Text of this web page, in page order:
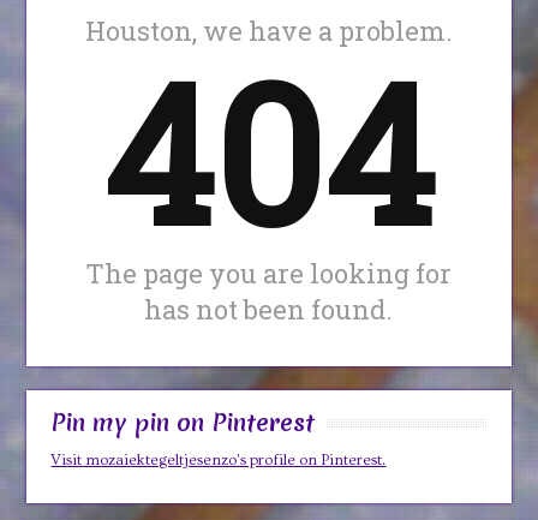
Pin my pin on Pinterest
Visit mozaiektegeltjesenzo's profile on Pinterest.